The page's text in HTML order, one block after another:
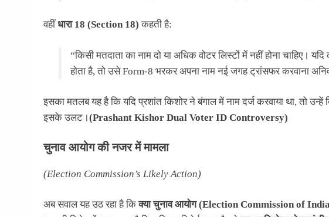
वहीं धारा 18 (Section 18) कहती है:
“किसी मतदाता का नाम दो या अधिक वोटर लिस्टों में नहीं होना चाहिए।
होता है, तो उसे Form-8 भरकर अपना नाम नई जगह ट्रांसफर करवाना
इसका मतलब यह है कि यदि प्रशांत किशोर ने बंगाल में नाम दर्ज करवाया था, तो उन्हें
इसके उलट।(Prashant Kishor Dual Voter ID Controversy)
चुनाव आयोग की नजर में मामला
(Election Commission’s Likely Action)
अब सवाल यह उठ रहा है किक्या चुनाव आयोग (Election Commission of